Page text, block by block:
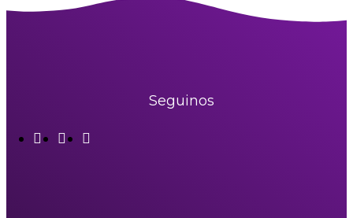
Seguinos